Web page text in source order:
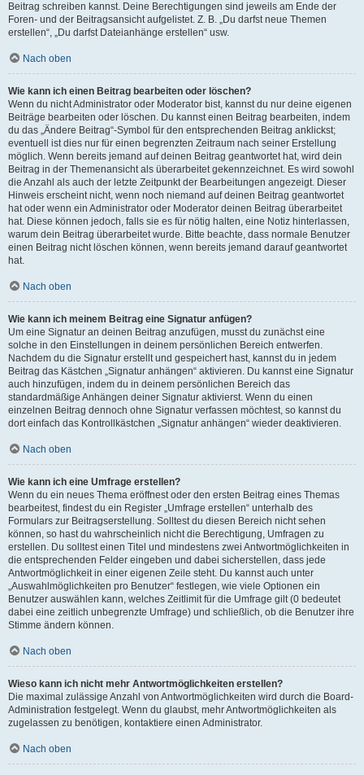
Beitrag schreiben kannst. Deine Berechtigungen sind jeweils am Ende der
Foren- und der Beitragsansicht aufgelistet. Z. B. „Du darfst neue Themen
erstellen“, „Du darfst Dateianhänge erstellen“ usw.
Nach oben
Wie kann ich einen Beitrag bearbeiten oder löschen?
Wenn du nicht Administrator oder Moderator bist, kannst du nur deine eigenen
Beiträge bearbeiten oder löschen. Du kannst einen Beitrag bearbeiten, indem
du das „Ändere Beitrag“-Symbol für den entsprechenden Beitrag anklickst;
eventuell ist dies nur für einen begrenzten Zeitraum nach seiner Erstellung
möglich. Wenn bereits jemand auf deinen Beitrag geantwortet hat, wird dein
Beitrag in der Themenansicht als überarbeitet gekennzeichnet. Es wird sowohl
die Anzahl als auch der letzte Zeitpunkt der Bearbeitungen angezeigt. Dieser
Hinweis erscheint nicht, wenn noch niemand auf deinen Beitrag geantwortet
hat oder wenn ein Administrator oder Moderator deinen Beitrag überarbeitet
hat. Diese können jedoch, falls sie es für nötig halten, eine Notiz hinterlassen,
warum dein Beitrag überarbeitet wurde. Bitte beachte, dass normale Benutzer
einen Beitrag nicht löschen können, wenn bereits jemand darauf geantwortet
hat.
Nach oben
Wie kann ich meinem Beitrag eine Signatur anfügen?
Um eine Signatur an deinen Beitrag anzufügen, musst du zunächst eine
solche in den Einstellungen in deinem persönlichen Bereich entwerfen.
Nachdem du die Signatur erstellt und gespeichert hast, kannst du in jedem
Beitrag das Kästchen „Signatur anhängen“ aktivieren. Du kannst eine Signatur
auch hinzufügen, indem du in deinem persönlichen Bereich das
standardmäßige Anhängen deiner Signatur aktivierst. Wenn du einen
einzelnen Beitrag dennoch ohne Signatur verfassen möchtest, so kannst du
dort einfach das Kontrollkästchen „Signatur anhängen“ wieder deaktivieren.
Nach oben
Wie kann ich eine Umfrage erstellen?
Wenn du ein neues Thema eröffnest oder den ersten Beitrag eines Themas
bearbeitest, findest du ein Register „Umfrage erstellen“ unterhalb des
Formulars zur Beitragserstellung. Solltest du diesen Bereich nicht sehen
können, so hast du wahrscheinlich nicht die Berechtigung, Umfragen zu
erstellen. Du solltest einen Titel und mindestens zwei Antwortmöglichkeiten in
die entsprechenden Felder eingeben und dabei sicherstellen, dass jede
Antwortmöglichkeit in einer eigenen Zeile steht. Du kannst auch unter
„Auswahlmöglichkeiten pro Benutzer“ festlegen, wie viele Optionen ein
Benutzer auswählen kann, welches Zeitlimit für die Umfrage gilt (0 bedeutet
dabei eine zeitlich unbegrenzte Umfrage) und schließlich, ob die Benutzer ihre
Stimme ändern können.
Nach oben
Wieso kann ich nicht mehr Antwortmöglichkeiten erstellen?
Die maximal zulässige Anzahl von Antwortmöglichkeiten wird durch die Board-
Administration festgelegt. Wenn du glaubst, mehr Antwortmöglichkeiten als
zugelassen zu benötigen, kontaktiere einen Administrator.
Nach oben